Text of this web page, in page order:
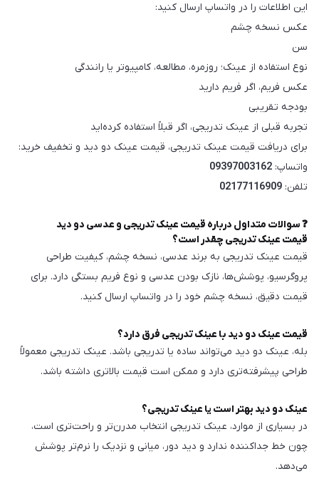
این اطلاعات را در واتساپ ارسال کنید:
عکس نسخه چشم
سن
نوع استفاده از عینک؛ روزمره، مطالعه، کامپیوتر یا رانندگی
عکس فریم، اگر فریم دارید
بودجه تقریبی
تجربه قبلی از عینک تدریجی، اگر قبلاً استفاده کرده‌اید
برای دریافت قیمت عینک تدریجی، قیمت عینک دو دید و تخفیف خرید:
واتساپ: 09397003162
تلفن: 02177116909
❓ سوالات متداول درباره قیمت عینک تدریجی و عدسی دو دید
قیمت عینک تدریجی چقدر است؟
قیمت عینک تدریجی به برند عدسی، نسخه چشم، کیفیت طراحی
پروگرسیو، پوشش‌ها، نازک بودن عدسی و نوع فریم بستگی دارد. برای
قیمت دقیق، نسخه چشم خود را در واتساپ ارسال کنید.
قیمت عینک دو دید با عینک تدریجی فرق دارد؟
بله، عینک دو دید می‌تواند ساده یا تدریجی باشد. عینک تدریجی معمولاً
طراحی پیشرفته‌تری دارد و ممکن است قیمت بالاتری داشته باشد.
عینک دو دید بهتر است یا عینک تدریجی؟
در بسیاری از موارد، عینک تدریجی انتخاب مدرن‌تر و راحت‌تری است،
چون خط جداکننده ندارد و دید دور، میانی و نزدیک را نرم‌تر پوشش
می‌دهد.